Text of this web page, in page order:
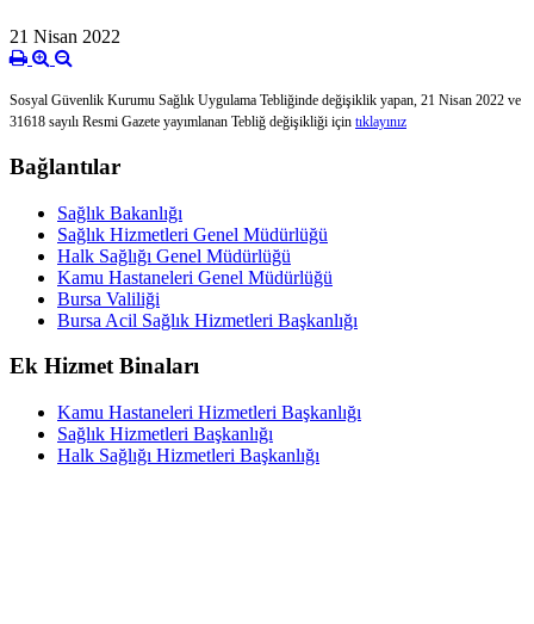
21 Nisan 2022
Sosyal Güvenlik Kurumu Sağlık Uygulama Tebliğinde değişiklik yapan, 21 Nisan 2022 ve
31618 sayılı Resmi Gazete yayımlanan Tebliğ değişikliği için tıklayınız
Bağlantılar
Sağlık Bakanlığı
Sağlık Hizmetleri Genel Müdürlüğü
Halk Sağlığı Genel Müdürlüğü
Kamu Hastaneleri Genel Müdürlüğü
Bursa Valiliği
Bursa Acil Sağlık Hizmetleri Başkanlığı
Ek Hizmet Binaları
Kamu Hastaneleri Hizmetleri Başkanlığı
Sağlık Hizmetleri Başkanlığı
Halk Sağlığı Hizmetleri Başkanlığı